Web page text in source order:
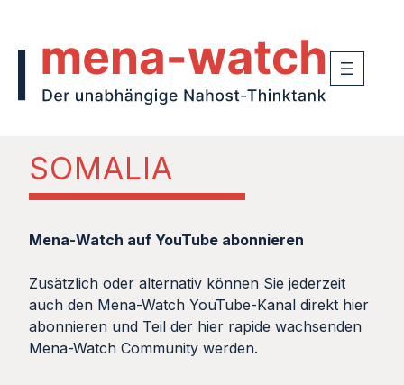
SOMALIA
Mena-Watch auf YouTube abonnieren
Zusätzlich oder alternativ können Sie jederzeit
auch den Mena-Watch YouTube-Kanal direkt hier
abonnieren und Teil der hier rapide wachsenden
Mena-Watch Community werden.